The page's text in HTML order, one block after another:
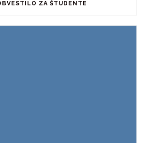
ZA ŠTUDENTE